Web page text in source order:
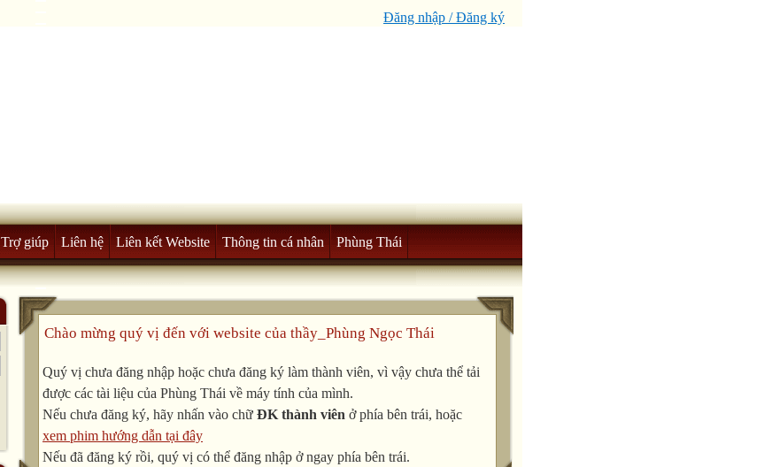
Đăng nhập / Đăng ký
Trợ giúp Liên hệ Liên kết Website Thông tin cá nhân Phùng Thái
Chào mừng quý vị đến với website của thầy_Phùng Ngọc Thái
Quý vị chưa đăng nhập hoặc chưa đăng ký làm thành viên, vì vậy chưa thể tải
được các tài liệu của Phùng Thái về máy tính của mình.
Nếu chưa đăng ký, hãy nhấn vào chữ ĐK thành viên ở phía bên trái, hoặc
xem phim hướng dẫn tại đây
Nếu đã đăng ký rồi, quý vị có thể đăng nhập ở ngay phía bên trái.